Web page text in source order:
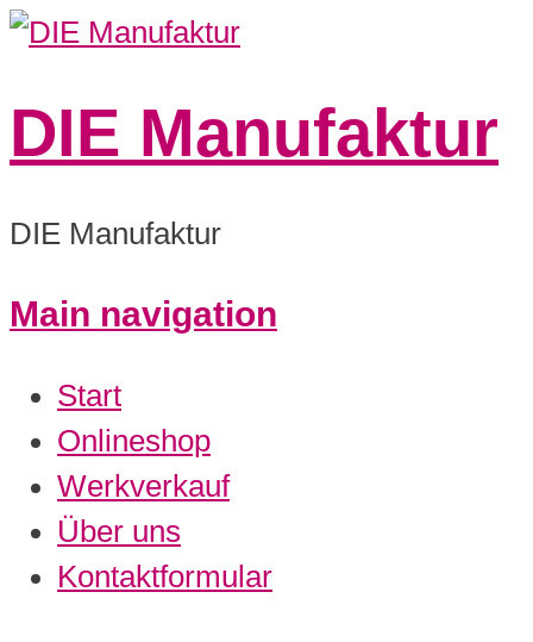
DIE Manufaktur
DIE Manufaktur
Main navigation
Start
Onlineshop
Werkverkauf
Über uns
Kontaktformular
2:00